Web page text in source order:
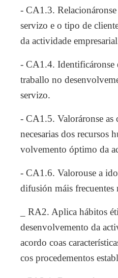
- CA1.3. Relacionáronse
servizo e o tipo de
da actividade
- CA1.4. Identificáronse
traballo no
servizo.
- CA1.5. Valoráronse as
necesarias dos recursos
volvemento óptimo da
- CA1.6. Valorouse a
difusión máis frecuentes
_ RA2. Aplica hábitos
desenvolvemento da
acordo coas
cos procedementos